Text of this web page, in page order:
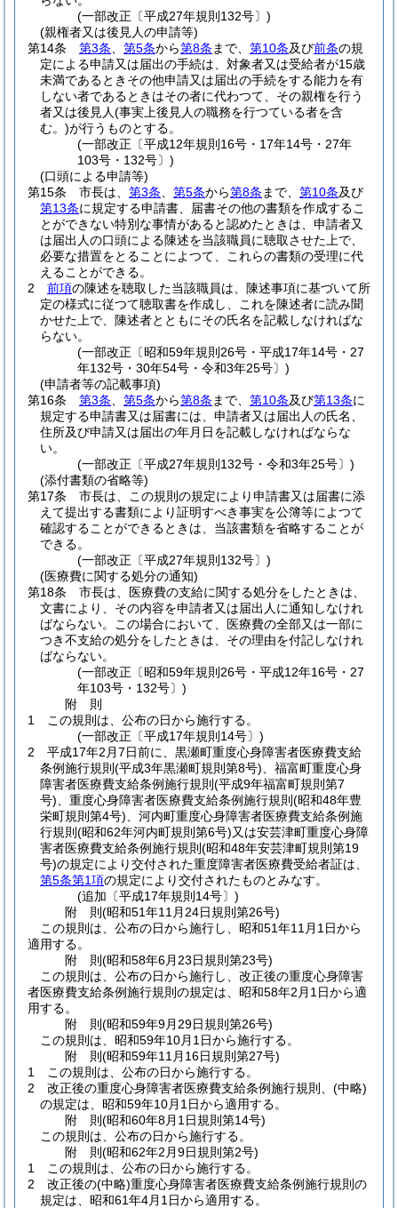
(一部改正〔平成27年規則132号〕)
(親権者又は後見人の申請等)
第14条
第3条 第5条から第8条 まで、 第10条及び前条の規
定による申請又は届出の手続は、対象者又は受給者が15歳
未満であるときその他申請又は届出の手続をする能力を有
しない者であるときはその者に代わつて、その親権を行う
者又は後見人(事実上後見人の職務を行つている者を含
む。)が行うものとする。
(一部改正〔平成12年規則16号・17年14号・27年
103号・132号〕)
(口頭による申請等)
第15条
市長は、 第3条 第5条から第8条 まで、 第10条及び
第13条に規定する申請書、届書その他の書類を作成するこ
とができない特別な事情があると認めたときは、申請者又
は届出人の口頭による陳述を当該職員に聴取させた上で、
必要な措置をとることによつて、これらの書類の受理に代
えることができる。
2
前項の陳述を聴取した当該職員は、陳述事項に基づいて所
定の様式に従つて聴取書を作成し、これを陳述者に読み聞
かせた上で、陳述者とともにその氏名を記載しなければな
らない。
(一部改正〔昭和59年規則26号・平成17年14号・27
年132号・30年54号・令和3年25号〕)
(申請者等の記載事項)
第16条
第3条 第5条から第8条 まで、 第10条及び第13条に
規定する申請書又は届書には、申請者又は届出人の氏名、
住所及び申請又は届出の年月日を記載しなければならな
い。
(一部改正〔平成27年規則132号・令和3年25号〕)
(添付書類の省略等)
第17条
市長は、この規則の規定により申請書又は届書に添
えて提出する書類により証明すべき事実を公簿等によつて
確認することができるときは、当該書類を省略することが
できる。
(一部改正〔平成27年規則132号〕)
(医療費に関する処分の通知)
第18条
市長は、医療費の支給に関する処分をしたときは、
文書により、その内容を申請者又は届出人に通知しなけれ
ばならない。
この場合において、医療費の全部又は一部に
つき不支給の処分をしたときは、その理由を付記しなけれ
ばならない。
(一部改正〔昭和59年規則26号・平成12年16号・27
年103号・132号〕)
附 則
1
この規則は、公布の日から施行する。
(一部改正〔平成17年規則14号〕)
2
平成17年2月7日前に、黒瀬町重度心身障害者医療費支給
条例施行規則 (平成3年黒瀬町規則第8号) 、福富町重度心身
障害者医療費支給条例施行規則 (平成9年福富町規則第7
号) 、重度心身障害者医療費支給条例施行規則 (昭和48年豊
栄町規則第4号) 、河内町重度心身障害者医療費支給条例施
行規則 (昭和62年河内町規則第6号)又は安芸津町重度心身障
害者医療費支給条例施行規則 (昭和48年安芸津町規則第19
号)の規定により交付された重度障害者医療費受給者証は、
第5条第1項の規定により交付されたものとみなす。
(追加〔平成17年規則14号〕)
附 則(昭和51年11月24日規則第26号)
この規則は、公布の日から施行し、昭和51年11月1日から
適用する。
附 則(昭和58年6月23日規則第23号)
この規則は、公布の日から施行し、改正後の重度心身障害
者医療費支給条例施行規則の規定は、昭和58年2月1日から適
用する。
附 則(昭和59年9月29日規則第26号)
この規則は、昭和59年10月1日から施行する。
附 則(昭和59年11月16日規則第27号)
1
この規則は、公布の日から施行する。
2
改正後の重度心身障害者医療費支給条例施行規則、 (中略)
の規定は、昭和59年10月1日から適用する。
附 則(昭和60年8月1日規則第14号)
この規則は、公布の日から施行する。
附 則(昭和62年2月9日規則第2号)
1
この規則は、公布の日から施行する。
2
改正後の(中略)重度心身障害者医療費支給条例施行規則の
規定は、昭和61年4月1日から適用する。